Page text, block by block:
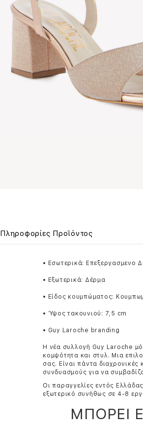
Πληροφορίες Προϊόντος
• Εσωτερικά: Επεξεργασμενο
• Εξωτερικά: Δέρμα
• Είδος κουμπώματος:
• Ύψος τακουνιού: 7,5 cm
• Guy Laroche branding
Η νέα συλλογή Guy Laroche
κομψότητα και στυλ. Μια
σας. Είναι πάντα
συνδυασμούς για να
Οι παραγγελίες εντός
εξωτερικό συνήθως σε 4-8
ΜΠΟΡΕΙ